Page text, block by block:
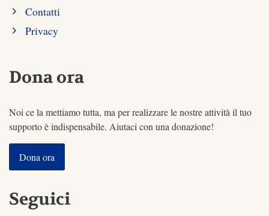
Contatti
Privacy
Dona ora
Noi ce la mettiamo tutta, ma per realizzare le nostre attività il tuo
supporto è indispensabile. Aiutaci con una donazione!
Dona ora
Seguici